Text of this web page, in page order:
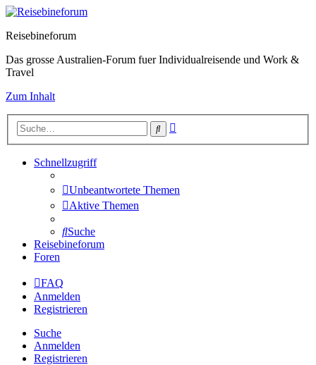
Reisebineforum
Das grosse Australien-Forum fuer Individualreisende und Work &
Travel
Zum Inhalt
Suche
Schnellzugriff
Unbeantwortete Themen
Aktive Themen
Suche
Reisebineforum
Foren
FAQ
Anmelden
Registrieren
Suche
Anmelden
Registrieren